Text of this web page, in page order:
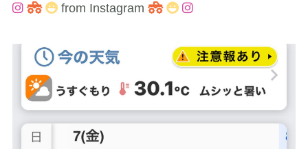
from Instagram